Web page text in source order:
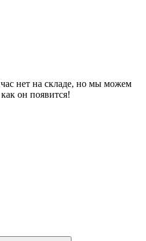
нет на складе, но мы можем
он появится!